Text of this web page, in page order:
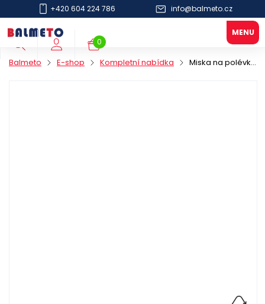
+420 604 224 786 info@balmeto.cz
0
Balmeto E-shop Kompletní nabídka Miska na polévku PAP 1000ml/140x104mm hnědá